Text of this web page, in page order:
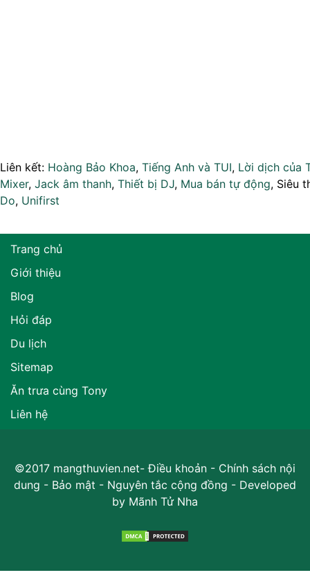
Liên kết: Hoàng Bảo Khoa, Tiếng Anh và TUI, Lời dịch của
Mixer, Jack âm thanh, Thiết bị DJ, Mua bán tự động, Siêu
Do, Unifirst
Trang chủ
Giới thiệu
Blog
Hỏi đáp
Du lịch
Sitemap
Ăn trưa cùng Tony
Liên hệ
©2017 mangthuvien.net-Điều khoản - Chính sách nội
dung - Bảo mật - Nguyên tắc cộng đồng - Developed
by Mãnh Tử Nha